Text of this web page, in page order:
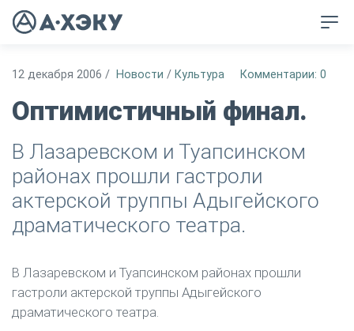
12 декабря 2006 / Новости / Культура Комментарии: 0
Оптимистичный финал.
В Лазаревском и Туапсинском
районах прошли гастроли
актерской труппы Адыгейского
драматического театра.
В Лазаревском и Туапсинском районах прошли
гастроли актерской труппы Адыгейского
драматического театра.